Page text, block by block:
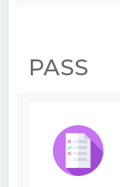
PASS